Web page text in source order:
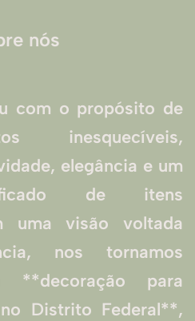
nós
com o propósito de
inesquecíveis,
elegância e um
de itens
uma visão voltada
nos tornamos
**decoração para
Distrito Federal**,